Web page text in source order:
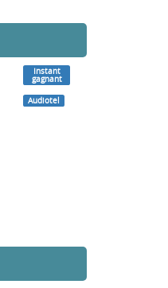
Instant
gagnant
Audiotel